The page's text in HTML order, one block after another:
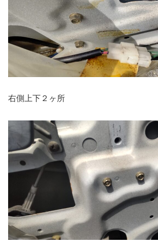
右側上下２ヶ所